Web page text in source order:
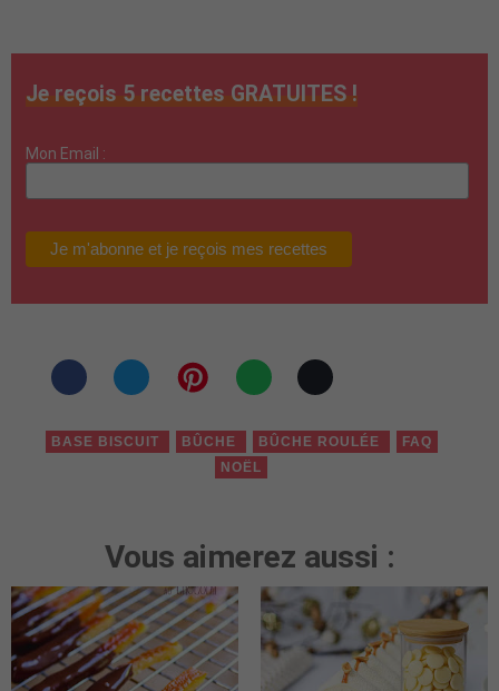
Je reçois 5 recettes GRATUITES !
Mon Email :
BASE BISCUIT BÛCHE BÛCHE ROULÉE
FAQ
NOËL
Vous aimerez aussi :